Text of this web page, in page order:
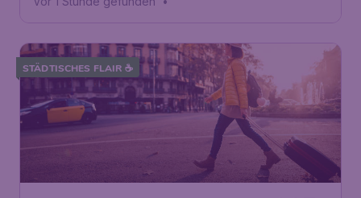
STÄDTISCHES FLAIR ☕